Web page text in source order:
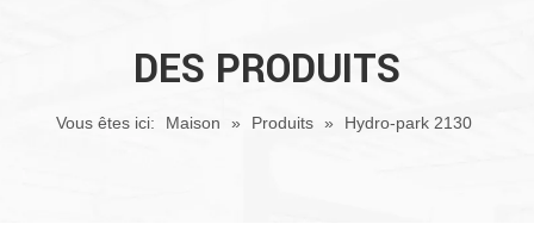
DES PRODUITS
Vous êtes ici: Maison » Produits » Hydro-park 2130